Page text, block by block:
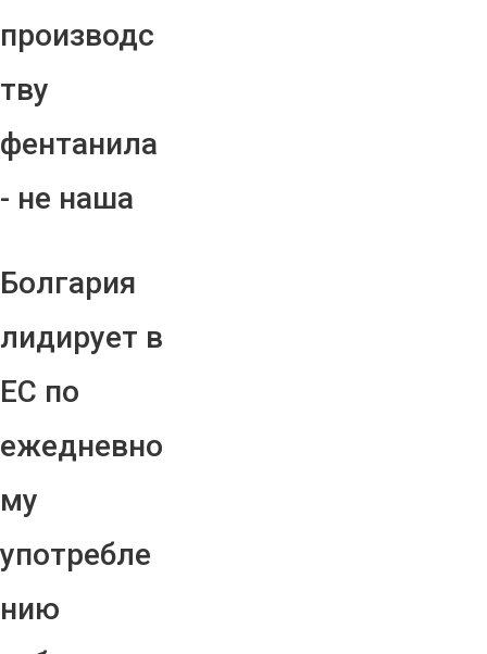
производс
тву
фентанила
- не наша
Болгария
лидирует в
ЕС по
ежедневно
му
употребле
нию